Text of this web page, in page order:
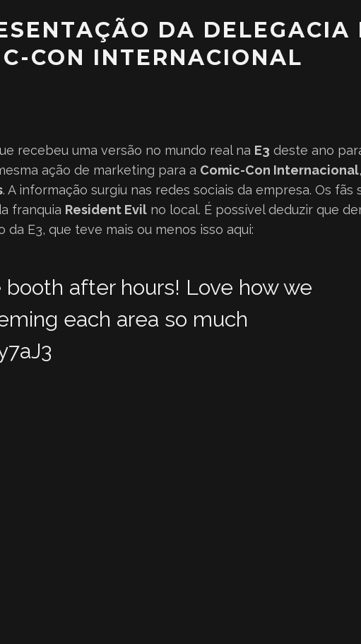
DA DELEGACIA
CON INTERNACIONAL
recebeu uma versão no mundo real na E3 deste ano
ação de marketing para a Comic-Con Internacional
. A informação surgiu nas redes sociais da empresa. Os fãs
franquia Resident Evil no local. É possível deduzir que
E3, que teve mais ou menos isso aqui:
after hours! Love how we
each area so much